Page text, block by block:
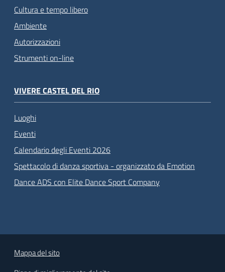
Cultura e tempo libero
Ambiente
Autorizzazioni
Strumenti on-line
VIVERE CASTEL DEL RIO
Luoghi
Eventi
Calendario degli Eventi 2026
Spettacolo di danza sportiva - organizzato da Emotion
Dance ADS con Elite Dance Sport Company
Mappa del sito